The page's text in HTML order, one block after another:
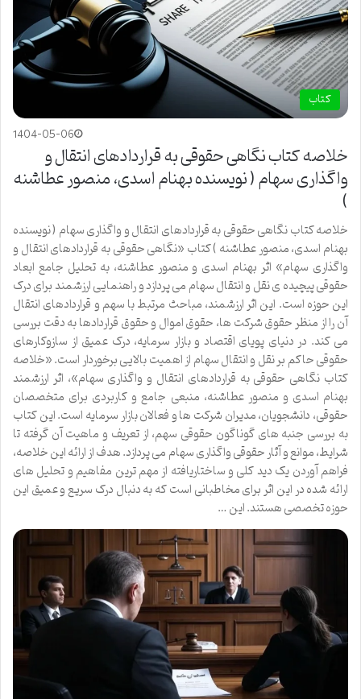
کتاب
1404-05-06
خلاصه کتاب نگاهی حقوقی به قراردادهای انتقال و
واگذاری سهام ( نویسنده بهنام اسدی، منصور عطاشنه
)
خلاصه کتاب نگاهی حقوقی به قراردادهای انتقال و واگذاری سهام ( نویسنده
بهنام اسدی، منصور عطاشنه ) کتاب «نگاهی حقوقی به قراردادهای انتقال و
واگذاری سهام» اثر بهنام اسدی و منصور عطاشنه، به تحلیل جامع ابعاد
حقوقی پیچیده ی نقل و انتقال سهام می پردازد و راهنمایی ارزشمند برای درک
این حوزه است. این اثر ارزشمند، مباحث مرتبط با سهم و قراردادهای انتقال
آن را از منظر حقوق شرکت ها، حقوق اموال و حقوق قراردادها به دقت بررسی
می کند. در دنیای پویای اقتصاد و بازار سرمایه، درک عمیق از سازوکارهای
حقوقی حاکم بر نقل و انتقال سهام از اهمیت بالایی برخوردار است. «خلاصه
کتاب نگاهی حقوقی به قراردادهای انتقال و واگذاری سهام»، اثر ارزشمند
بهنام اسدی و منصور عطاشنه، منبعی جامع و کاربردی برای متخصصان
حقوقی، دانشجویان، مدیران شرکت ها و فعالان بازار سرمایه است. این کتاب
به بررسی جنبه های گوناگون حقوقی سهم، از تعریف و ماهیت آن گرفته تا
شرایط، موانع و آثار حقوقی واگذاری سهام می پردازد. هدف از ارائه این خلاصه،
فراهم آوردن یک دید کلی و ساختاریافته از مهم ترین مفاهیم و تحلیل های
ارائه شده در این اثر برای مخاطبانی است که به دنبال درک سریع و عمیق این
حوزه تخصصی هستند. این …